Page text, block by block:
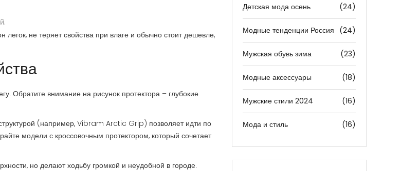
не теряет свойства при влаге и обычно стоит дешевле,
Обратите внимание на рисунок протектора – глубокие
(например, Vibram Arctic Grip) позволяет идти по
модели с кроссовочным протектором, который сочетает
но делают ходьбу громкой и неудобной в городе.
Детская мода осень (24)
Модные тенденции Россия (24)
Мужская обувь зима (23)
Модные аксессуары (18)
Мужские стили 2024 (16)
Мода и стиль (16)